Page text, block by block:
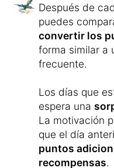
Después de
puedes
convertir los
forma similar a
frecuente.
Los días que
espera una
La motivación
que el día
puntos
recompensas.